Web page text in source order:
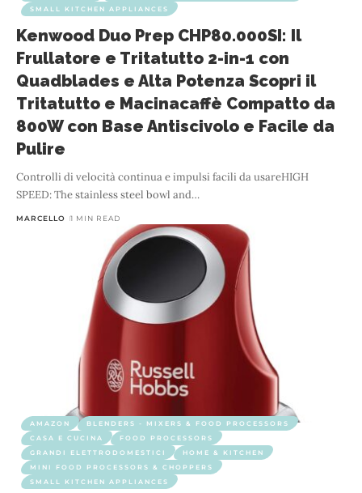
SMALL KITCHEN APPLIANCES
Kenwood Duo Prep CHP80.000SI: Il
Frullatore e Tritatutto 2-in-1 con
Quadblades e Alta Potenza Scopri il
Tritatutto e Macinacaffè Compatto da
800W con Base Antiscivolo e Facile da
Pulire
Controlli di velocità continua e impulsi facili da usareHIGH
SPEED: The stainless steel bowl and…
MARCELLO 1 MIN READ
AMAZON
BLENDERS - MIXERS & FOOD PROCESSORS
CASA E CUCINA
FOOD PROCESSORS
GRANDI ELETTRODOMESTICI
HOME & KITCHEN
MINI FOOD PROCESSORS & CHOPPERS
SMALL KITCHEN APPLIANCES